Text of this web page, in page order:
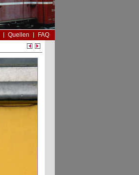
Quellen
FAQ